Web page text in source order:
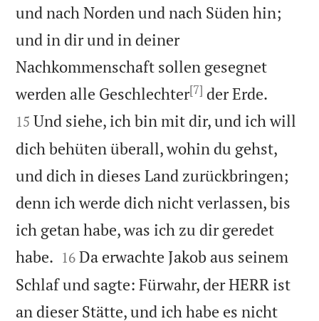
und nach Norden und nach Süden hin;
und in dir und in deiner
Nachkommenschaft sollen gesegnet
werden alle Geschlechter[7] der Erde.
15 Und siehe, ich bin mit dir, und ich will
dich behüten überall, wohin du gehst,
und dich in dieses Land zurückbringen;
denn ich werde dich nicht verlassen, bis
ich getan habe, was ich zu dir geredet
habe. 

16 Da erwachte Jakob aus seinem
Schlaf und sagte: Fürwahr, der HERR ist
an dieser Stätte, und ich habe es nicht